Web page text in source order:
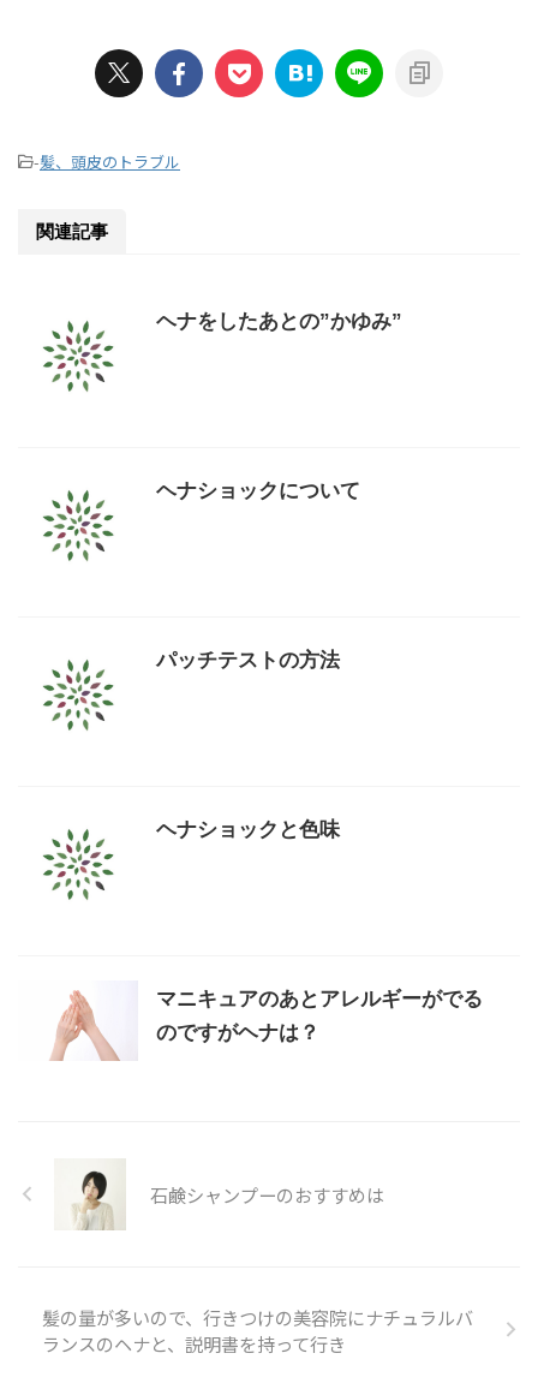
-髪、頭皮のトラブル
関連記事
ヘナをしたあとの”かゆみ”
ヘナショックについて
パッチテストの方法
ヘナショックと色味
マニキュアのあとアレルギーがでる
のですがヘナは？
石鹸シャンプーのおすすめは
髪の量が多いので、行きつけの美容院にナチュラルバ
ランスのヘナと、説明書を持って行き